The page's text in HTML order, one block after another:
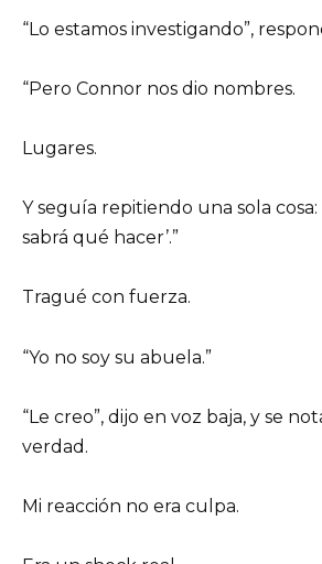
“Lo estamos investigando”,
“Pero Connor nos dio nombres.
Lugares.
Y seguía repitiendo una sola cosa:
sabrá qué hacer’.”
Tragué con fuerza.
“Yo no soy su abuela.”
“Le creo”, dijo en voz baja, y se
verdad.
Mi reacción no era culpa.